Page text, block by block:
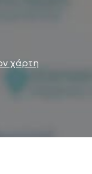
χάρτη